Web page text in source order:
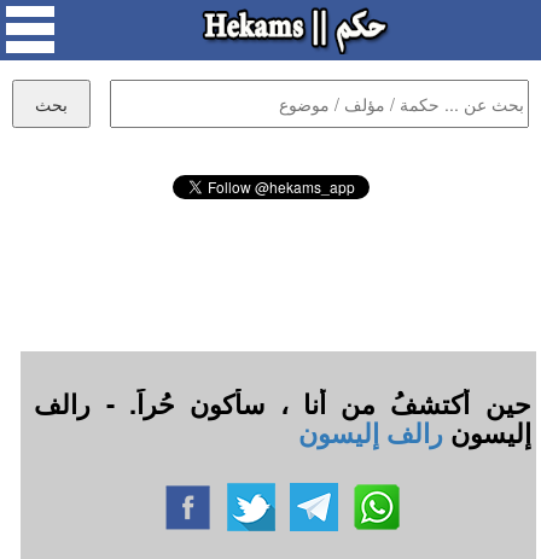
حين أكتشفُ من أنا ، سأكون حُراً. - رالف
إليسونرالف إليسون